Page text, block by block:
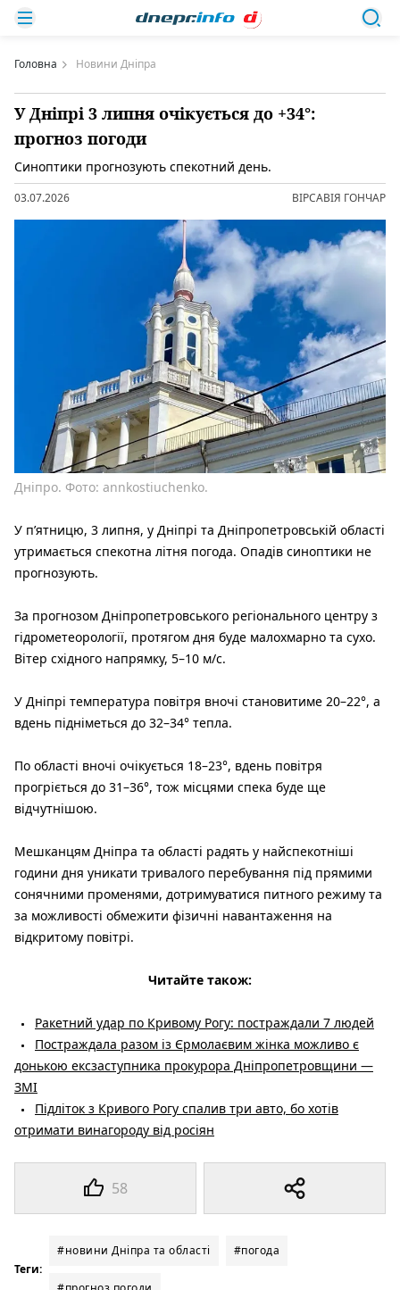
Головна Новини Дніпра
У Дніпрі 3 липня очікується до +34°:
прогноз погоди
Синоптики прогнозують спекотний день.
03.07.2026 ВІРСАВІЯ ГОНЧАР
58
Дніпро. Фото: annkostiuchenko.
У пʼятницю, 3 липня, у Дніпрі та Дніпропетровській області
утримається спекотна літня погода. Опадів синоптики не
прогнозують.
За прогнозом Дніпропетровського регіонального центру з
гідрометеорології, протягом дня буде малохмарно та сухо.
Вітер східного напрямку, 5–10 м/с.
У Дніпрі температура повітря вночі становитиме 20–22°, а
вдень підніметься до 32–34° тепла.
По області вночі очікується 18–23°, вдень повітря
прогріється до 31–36°, тож місцями спека буде ще
відчутнішою.
Мешканцям Дніпра та області радять у найспекотніші
години дня уникати тривалого перебування під прямими
сонячними променями, дотримуватися питного режиму та
за можливості обмежити фізичні навантаження на
відкритому повітрі.
Читайте також:
Ракетний удар по Кривому Рогу: постраждали 7 людей
Постраждала разом із Єрмолаєвим жінка можливо є
донькою ексзаступника прокурора Дніпропетровщини —
ЗМІ
Підліток з Кривого Рогу спалив три авто, бо хотів
отримати винагороду від росіян
Теги:
#новини Дніпра та області #погода